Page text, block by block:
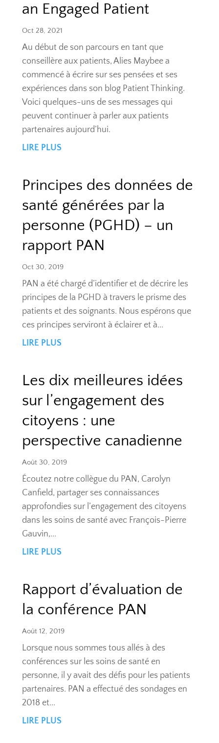
an Engaged Patient
Oct 28, 2021
Au début de son parcours en tant que
conseillère aux patients, Alies Maybee a
commencé à écrire sur ses pensées et ses
expériences dans son blog Patient Thinking.
Voici quelques-uns de ses messages qui
peuvent continuer à parler aux patients
partenaires aujourd’hui.
LIRE PLUS
Principes des données de
santé générées par la
personne (PGHD) – un
rapport PAN
Oct 30, 2019
PAN a été chargé d’identifier et de décrire les
principes de la PGHD à travers le prisme des
patients et des soignants. Nous espérons que
ces principes serviront à éclairer et à...
LIRE PLUS
Les dix meilleures idées
sur l’engagement des
citoyens : une
perspective canadienne
Août 30, 2019
Écoutez notre collègue du PAN, Carolyn
Canfield, partager ses connaissances
approfondies sur l’engagement des citoyens
dans les soins de santé avec François-Pierre
Gauvin,...
LIRE PLUS
Rapport d’évaluation de
la conférence PAN
Août 12, 2019
Lorsque nous sommes tous allés à des
conférences sur les soins de santé en
personne, il y avait des défis pour les patients
partenaires. PAN a effectué des sondages en
2018 et...
LIRE PLUS